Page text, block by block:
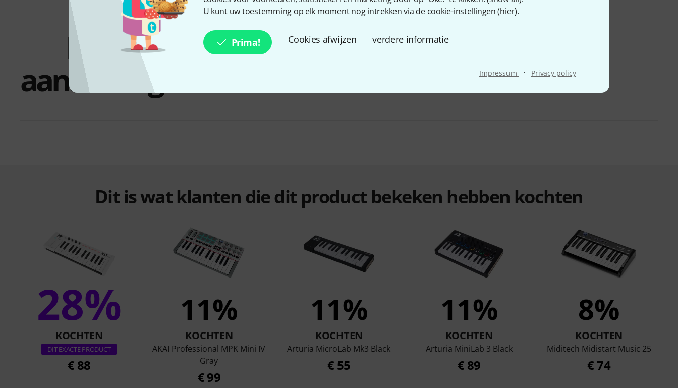
U kunt uw toestemming op elk moment nog intrekken via de cookie-instellingen (hier).
Prima! Cookies afwijzen verdere informatie
Impressum · Privacy policy
Bundels &
aanbiedingen
Creëer uw eigen bundel
Dit is wat klanten die dit product bekeken hebben kochten
28%
KOCHTEN
DIT EXACTE PRODUCT
€ 88
11%
KOCHTEN
AKAI Professional MPK Mini IV
Gray
€ 99
11%
KOCHTEN
Arturia MicroLab Mk3 Black
€ 55
11%
KOCHTEN
Arturia MiniLab 3 Black
€ 89
8%
KOCHTEN
Miditech Midistart Music 25
€ 74